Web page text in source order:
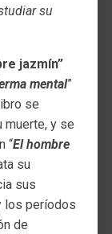
su
jazmín”
mental”
se
muerte, y se
“El hombre
su
sus
los períodos
de